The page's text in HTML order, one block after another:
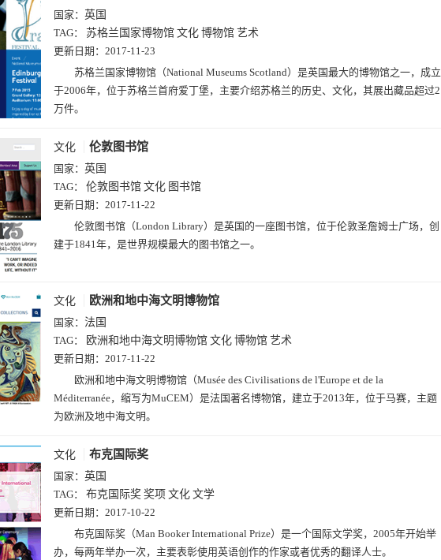
国家： 英国
TAG： 苏格兰国家博物馆 文化 博物馆 艺术
更新日期： 2017-11-23
苏格兰国家博物馆（National Museums Scotland）是英国最大的博物馆之一，成立
于2006年，位于苏格兰首府爱丁堡，主要介绍苏格兰的历史、文化，其展出藏品超过2
万件。
文化 伦敦图书馆
国家： 英国
TAG： 伦敦图书馆 文化 图书馆
更新日期： 2017-11-22
伦敦图书馆（London Library）是英国的一座图书馆，位于伦敦圣詹姆士广场，创
建于1841年，是世界规模最大的图书馆之一。
文化 欧洲和地中海文明博物馆
国家： 法国
TAG：
欧洲和地中海文明博物馆 文化 博物馆 艺术
更新日期： 2017-11-22
欧洲和地中海文明博物馆（Musée des Civilisations de l'Europe et de la
Méditerranée，缩写为MuCEM）是法国著名博物馆，建立于2013年，位于马赛，主题
为欧洲及地中海文明。
文化 布克国际奖
国家： 英国
TAG： 布克国际奖 奖项 文化 文学
更新日期： 2017-10-22
布克国际奖（Man Booker International Prize）是一个国际文学奖，2005年开始举
办，每两年举办一次，主要表彰使用英语创作的作家或者优秀的翻译人士。